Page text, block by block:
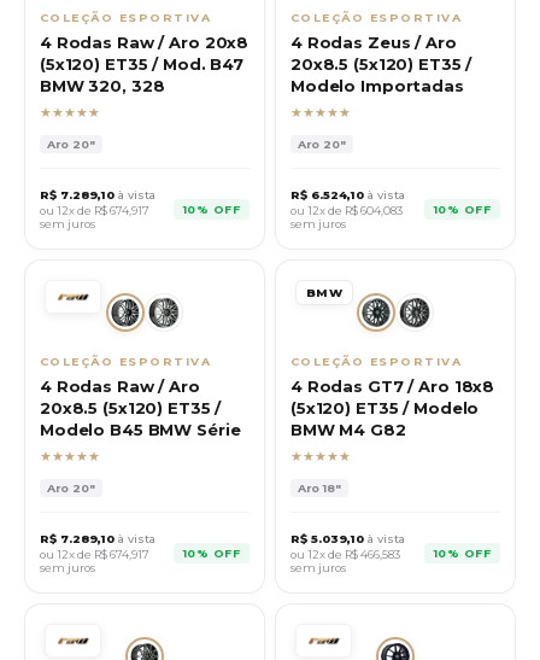
COLEÇÃO ESPORTIVA
4 Rodas Raw / Aro 20x8
(5x120) ET35 / Mod. B47
BMW 320, 328
★★★★★
Aro 20"
R$ 7.289,10 à vista
ou 12x de R$674,917
sem juros
10% OFF
COLEÇÃO ESPORTIVA
4 Rodas Zeus / Aro
20x8.5 (5x120) ET35 /
Modelo Importadas
★★★★★
Aro 20"
R$ 6.524,10 à vista
ou 12x de R$604,083
sem juros
10% OFF
COLEÇÃO ESPORTIVA
4 Rodas Raw / Aro
20x8.5 (5x120) ET35 /
Modelo B45 BMW Série
★★★★★
Aro 20"
R$ 7.289,10 à vista
ou 12x de R$674,917
sem juros
10% OFF
BMW
COLEÇÃO ESPORTIVA
4 Rodas GT7 / Aro 18x8
(5x120) ET35 / Modelo
BMW M4 G82
★★★★★
Aro18"
R$ 5.039,10 à vista
ou 12x de R$466,583
sem juros
10% OFF